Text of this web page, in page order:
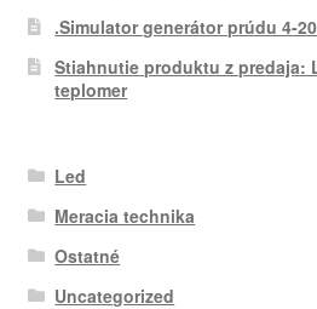
.Simulator generátor prúdu 4-
Stiahnutie produktu z predaja:
teplomer
Led
Meracia technika
Ostatné
Uncategorized